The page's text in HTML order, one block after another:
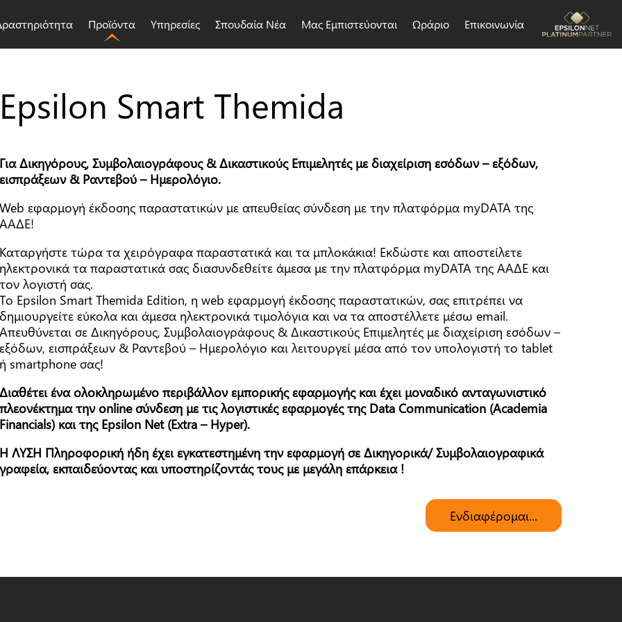
Προϊόντα Υπηρεσίες Σπουδαία Νέα Μας Εμπιστεύονται Ωράριο Επικοινωνία
Epsilon Smart Themida
Για Δικηγόρους, Συμβολαιογράφους & Δικαστικούς Επιμελητές με διαχείριση εσόδων – εξόδων,
εισπράξεων & Ραντεβού – Ημερολόγιο.
Web εφαρμογή έκδοσης παραστατικών με απευθείας σύνδεση με την πλατφόρμα myDATA της
ΑΑΔΕ!
Καταργήστε τώρα τα χειρόγραφα παραστατικά και τα μπλοκάκια! Εκδώστε και αποστείλετε
ηλεκτρονικά τα παραστατικά σας διασυνδεθείτε άμεσα με την πλατφόρμα myDATA της ΑΑΔΕ και
τον λογιστή σας.
Το Epsilon Smart Themida Edition, η web εφαρμογή έκδοσης παραστατικών, σας επιτρέπει να
δημιουργείτε εύκολα και άμεσα ηλεκτρονικά τιμολόγια και να τα αποστέλλετε μέσω email.
Απευθύνεται σε Δικηγόρους, Συμβολαιογράφους & Δικαστικούς Επιμελητές με διαχείριση εσόδων –
εξόδων, εισπράξεων & Ραντεβού – Ημερολόγιο και λειτουργεί μέσα από τον υπολογιστή το tablet
ή smartphone σας!
Διαθέτει ένα ολοκληρωμένο περιβάλλον εμπορικής εφαρμογής και έχει μοναδικό ανταγωνιστικό
πλεονέκτημα την online σύνδεση με τις λογιστικές εφαρμογές της Data Communication (Academia
Financials) και της Εpsilon Net (Εxtra – Ηyper).
H ΛΥΣΗ Πληροφορική ήδη έχει εγκατεστημένη την εφαρμογή σε Δικηγορικά/ Συμβολαιογραφικά
γραφεία, εκπαιδεύοντας και υποστηρίζοντάς τους με μεγάλη επάρκεια !
Ενδιαφέρομαι...
Ονοματεπώνυμο
Τηλέφωνο*